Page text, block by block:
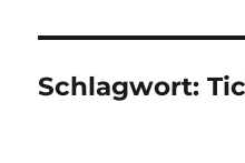
Schlagwort: